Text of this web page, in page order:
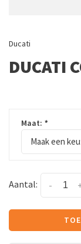
Ducati
DUCATI
Maat: *
Maak een
Aantal: -